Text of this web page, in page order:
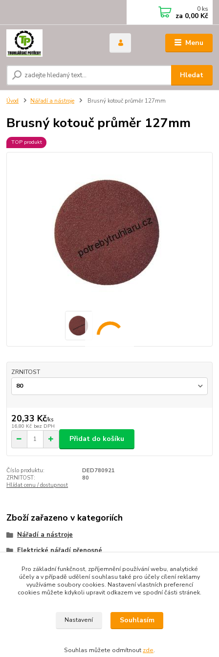
Menu
Hledat
0 ks
za 0,00 Kč
Úvod Nářadí a nástroje Brusný kotouč průměr 127mm
Brusný kotouč průměr 127mm
TOP produkt
ZRNITOST
20,33 Kč/ks
16,80 Kč bez DPH
Přidat do košíku
Číslo produktu:
DED780921
ZRNITOST:
80
Hlídat cenu / dostupnost
Zboží zařazeno v kategoriích
Nářadí a nástroje
Elektrické nářadí přenosné
Brusky a odsavače
Upravit sběr cookies.
Pro základní funkčnost, zpříjemnění používání webu, analytické
účely a v případě udělení souhlasu také pro účely cílení reklamy
využíváme soubory cookies. Nastavení vlastních preferencí
cookies můžete kdykoli upravit odkazem ve spodní části stránek.
Nastavení Souhlasím
Souhlas můžete odmítnout zde.